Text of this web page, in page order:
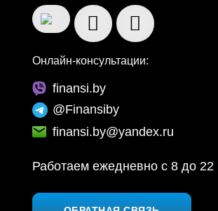
Онлайн-консультации:
finansi.by
@Finansiby
finansi.by@yandex.ru
Работаем ежедневно c 8 до 22